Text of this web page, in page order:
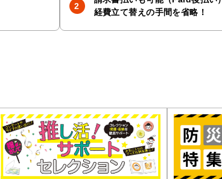
経費立て替えの手間を省略！